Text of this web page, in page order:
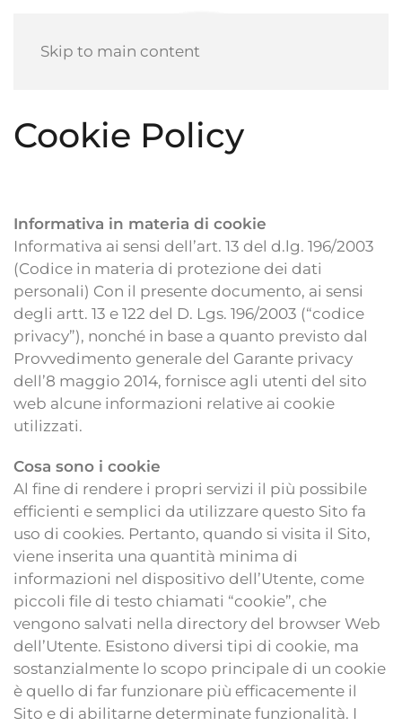
Skip to main content
Cookie Policy
Informativa in materia di cookie
Informativa ai sensi dell’art. 13 del d.lg. 196/2003
(Codice in materia di protezione dei dati
personali) Con il presente documento, ai sensi
degli artt. 13 e 122 del D. Lgs. 196/2003 (“codice
privacy”), nonché in base a quanto previsto dal
Provvedimento generale del Garante privacy
dell’8 maggio 2014, fornisce agli utenti del sito
web alcune informazioni relative ai cookie
utilizzati.
Cosa sono i cookie
Al fine di rendere i propri servizi il più possibile
efficienti e semplici da utilizzare questo Sito fa
uso di cookies. Pertanto, quando si visita il Sito,
viene inserita una quantità minima di
informazioni nel dispositivo dell’Utente, come
piccoli file di testo chiamati “cookie”, che
vengono salvati nella directory del browser Web
dell’Utente. Esistono diversi tipi di cookie, ma
sostanzialmente lo scopo principale di un cookie
è quello di far funzionare più efficacemente il
Sito e di abilitarne determinate funzionalità. I